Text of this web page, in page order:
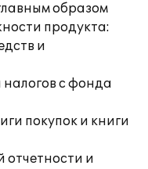
образом
продукта:
и
с фонда
покупок и книги
отчетности и